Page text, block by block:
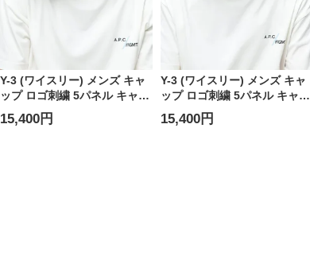
Y-3 (ワイスリー) メンズ キャ
ップ ロゴ刺繍 5パネル キャッ
プ Y3KW9698
15,400円
Y-3 (ワイスリー) メンズ キャ
ップ ロゴ刺繍 5パネル キャッ
プ Y3KT0567
15,400円